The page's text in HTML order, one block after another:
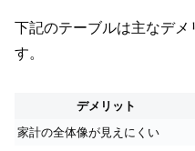
下記のテーブルは主なデ
す。
デメリット
家計の全体像が見えにくい